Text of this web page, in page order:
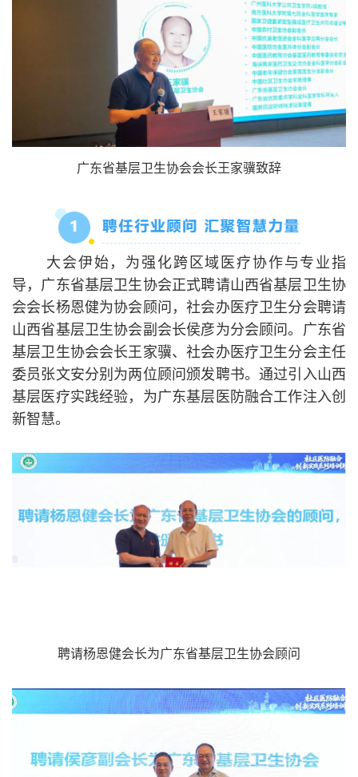
广东省基层卫生协会会长王家骥致辞
大会伊始，为强化跨区域医疗协作与专业指
导，广东省基层卫生协会正式聘请山西省基层卫生协
会会长杨恩健为协会顾问，社会办医疗卫生分会聘请
山西省基层卫生协会副会长侯彦为分会顾问。广东省
基层卫生协会会长王家骥、社会办医疗卫生分会主任
委员张文安分别为两位顾问颁发聘书。通过引入山西
基层医疗实践经验，为广东基层医防融合工作注入创
新智慧。
聘请杨恩健会长为广东省基层卫生协会顾问